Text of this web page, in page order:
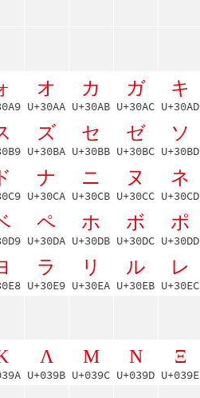
オ
U+30AA
カ
U+30AB
ガ
U+30AC
キ
U+30AD
ズ
U+30BA
セ
U+30BB
ゼ
U+30BC
ソ
U+30BD
ナ
U+30CA
ニ
U+30CB
ヌ
U+30CC
ネ
U+30CD
ペ
U+30DA
ホ
U+30DB
ボ
U+30DC
ポ
U+30DD
ラ
U+30E9
リ
U+30EA
ル
U+30EB
レ
U+30EC
Λ
U+039B
Μ
U+039C
Ν
U+039D
Ξ
U+039E